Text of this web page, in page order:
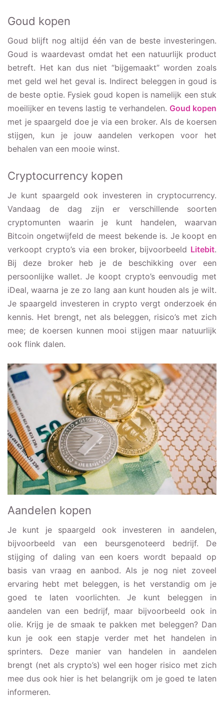
Goud kopen
Goud blijft nog altijd één van de beste investeringen.
Goud is waardevast omdat het een natuurlijk product
betreft. Het kan dus niet “bijgemaakt” worden zoals
met geld wel het geval is. Indirect beleggen in goud is
de beste optie. Fysiek goud kopen is namelijk een stuk
moeilijker en tevens lastig te verhandelen. Goud kopen
met je spaargeld doe je via een broker. Als de koersen
stijgen, kun je jouw aandelen verkopen voor het
behalen van een mooie winst.
Cryptocurrency kopen
Je kunt spaargeld ook investeren in cryptocurrency.
Vandaag de dag zijn er verschillende soorten
cryptomunten waarin je kunt handelen, waarvan
Bitcoin ongetwijfeld de meest bekende is. Je koopt en
verkoopt crypto’s via een broker, bijvoorbeeld Litebit.
Bij deze broker heb je de beschikking over een
persoonlijke wallet. Je koopt crypto’s eenvoudig met
iDeal, waarna je ze zo lang aan kunt houden als je wilt.
Je spaargeld investeren in crypto vergt onderzoek én
kennis. Het brengt, net als beleggen, risico’s met zich
mee; de koersen kunnen mooi stijgen maar natuurlijk
ook flink dalen.
Aandelen kopen
Je kunt je spaargeld ook investeren in aandelen,
bijvoorbeeld van een beursgenoteerd bedrijf. De
stijging of daling van een koers wordt bepaald op
basis van vraag en aanbod. Als je nog niet zoveel
ervaring hebt met beleggen, is het verstandig om je
goed te laten voorlichten. Je kunt beleggen in
aandelen van een bedrijf, maar bijvoorbeeld ook in
olie. Krijg je de smaak te pakken met beleggen? Dan
kun je ook een stapje verder met het handelen in
sprinters. Deze manier van handelen in aandelen
brengt (net als crypto’s) wel een hoger risico met zich
mee dus ook hier is het belangrijk om je goed te laten
informeren.